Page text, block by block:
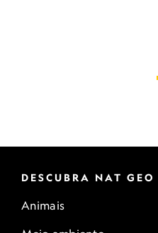
DESCUBRA NAT GEO
Animais